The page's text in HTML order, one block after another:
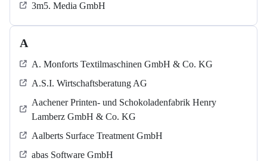
3m5. Media GmbH
A
A. Monforts Textilmaschinen GmbH & Co. KG
A.S.I. Wirtschaftsberatung AG
Aachener Printen- und Schokoladenfabrik Henry
Lamberz GmbH & Co. KG
Aalberts Surface Treatment GmbH
abas Software GmbH